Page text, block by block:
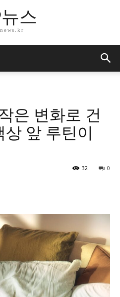
스
은 변화로 건
상 앞 루틴이
0
32